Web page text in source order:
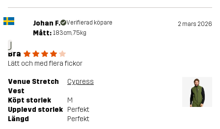
J
Johan F. Verifierad köpare 2 mars 2026
Mått: 183cm, 75kg
Bra
Lätt och med flera fickor
Venue Stretch
Vest
Cypress
Köpt storlek
M
Upplevd storlek Perfekt
Längd
Perfekt